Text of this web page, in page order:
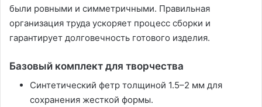
были ровными и симметричными. Правильная
организация труда ускоряет процесс сборки и
гарантирует долговечность готового изделия.
Базовый комплект для творчества
Синтетический фетр толщиной 1.5–2 мм для
сохранения жесткой формы.